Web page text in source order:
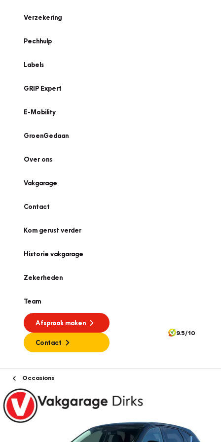
Verzekering
Pechhulp
Labels
GRIP Expert
E-Mobility
GroenGedaan
Over ons
Vakgarage
Contact
Kom gerust verder
Historie vakgarage
Zekerheden
Team
Afspraak maken
Contact
9.5/10
Occasions